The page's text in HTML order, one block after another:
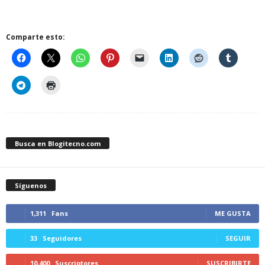
Comparte esto:
Busca en Blogitecno.com
Síguenos
1,311 Fans ME GUSTA
33 Seguidores SEGUIR
10,400 Suscriptores SUSCRIBIRTE